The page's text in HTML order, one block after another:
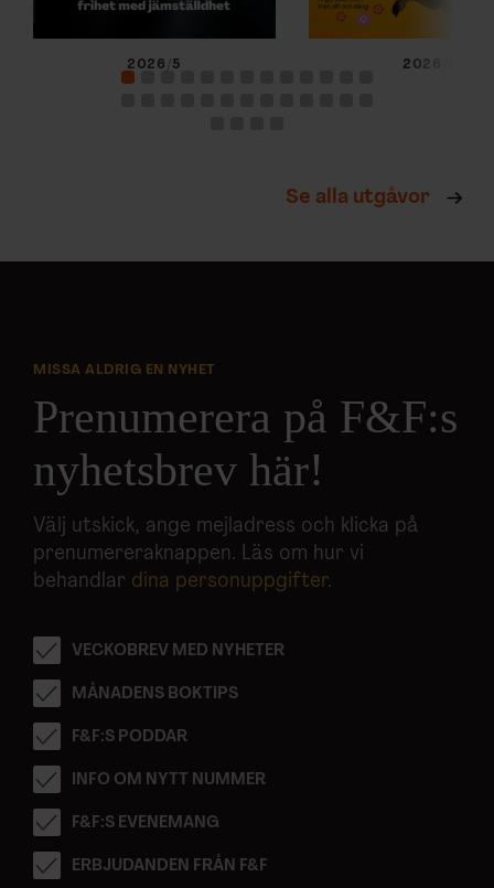
2026/5 2026/4
Se alla utgåvor
MISSA ALDRIG EN NYHET
Prenumerera på F&F:s
nyhetsbrev här!
Välj utskick, ange mejladress och klicka på
prenumereraknappen. Läs om hur vi
behandlar dina personuppgifter.
VECKOBREV MED NYHETER
MÅNADENS BOKTIPS
F&F:S PODDAR
INFO OM NYTT NUMMER
F&F:S EVENEMANG
ERBJUDANDEN FRÅN F&F